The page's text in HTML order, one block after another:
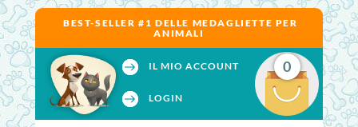
BEST-SELLER #1 DELLE MEDAGLIETTE PER
ANIMALI
IL MIO ACCOUNT
LOGIN
0